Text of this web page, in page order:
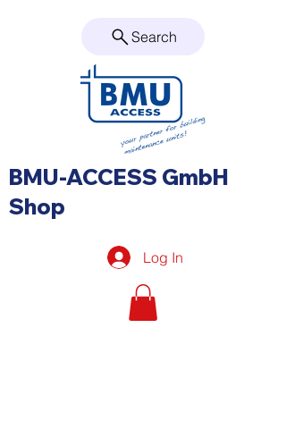
Search
BMU-ACCESS GmbH
Shop
Log In